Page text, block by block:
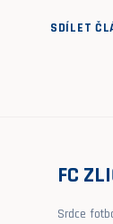
SDÍLET
FC
Srdce